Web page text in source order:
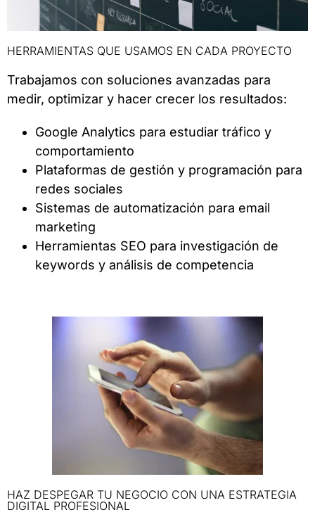
HERRAMIENTAS QUE USAMOS EN CADA PROYECTO
Trabajamos con soluciones avanzadas para
medir, optimizar y hacer crecer los resultados:
Google Analytics para estudiar tráfico y
comportamiento
Plataformas de gestión y programación para
redes sociales
Sistemas de automatización para email
marketing
Herramientas SEO para investigación de
keywords y análisis de competencia
HAZ DESPEGAR TU NEGOCIO CON UNA ESTRATEGIA
DIGITAL PROFESIONAL